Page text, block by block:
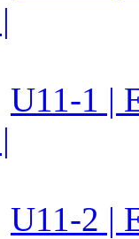
U11-1 |
U11-2 |